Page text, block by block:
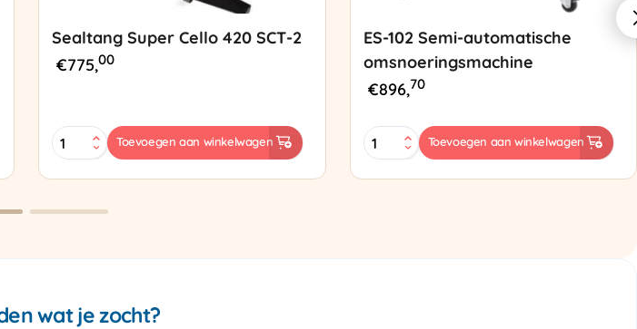
Sealtang Super Cello 420 SCT-2
€775,00
Sealtang
Super
Toevoegen aan winkelwagen
ES-102 Semi-automatische
omsnoeringsmachine
€896,70
ES-
102
Toevoegen aan winkelwagen
wat je zocht?